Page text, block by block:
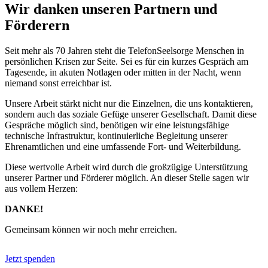
Wir danken unseren Partnern und
Förderern
Seit mehr als 70 Jahren steht die TelefonSeelsorge Menschen in
persönlichen Krisen zur Seite. Sei es für ein kurzes Gespräch am
Tagesende, in akuten Notlagen oder mitten in der Nacht, wenn
niemand sonst erreichbar ist.
Unsere Arbeit stärkt nicht nur die Einzelnen, die uns kontaktieren,
sondern auch das soziale Gefüge unserer Gesellschaft. Damit diese
Gespräche möglich sind, benötigen wir eine leistungsfähige
technische Infrastruktur, kontinuierliche Begleitung unserer
Ehrenamtlichen und eine umfassende Fort- und Weiterbildung.
Diese wertvolle Arbeit wird durch die großzügige Unterstützung
unserer Partner und Förderer möglich. An dieser Stelle sagen wir
aus vollem Herzen:
DANKE!
Gemeinsam können wir noch mehr erreichen.
Jetzt spenden